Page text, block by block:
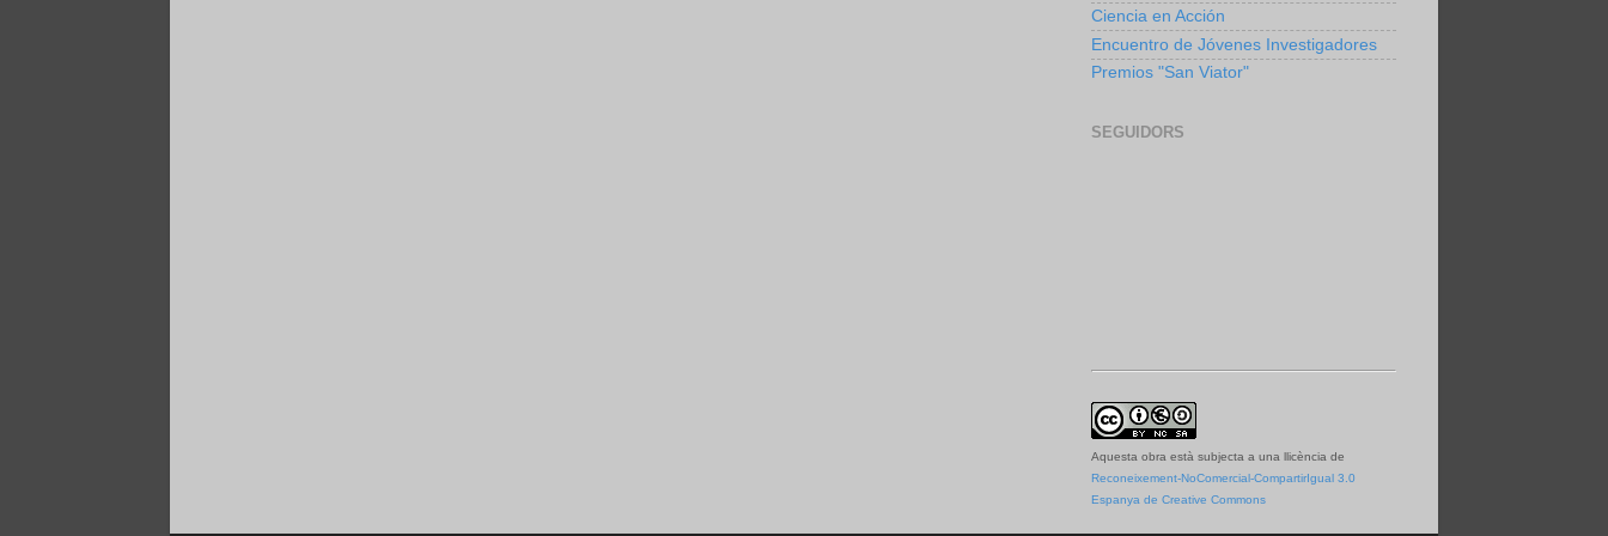
Ciencia en Acción
Encuentro de Jóvenes Investigadores
Premios "San Viator"
SEGUIDORS
Aquesta obra està subjecta a una llicència de
Reconeixement-NoComercial-CompartirIgual 3.0
Espanya de Creative Commons